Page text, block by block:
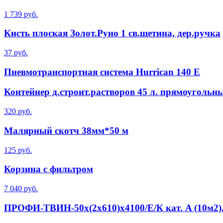
1 739 руб.
Кисть плоская Золот.Руно 1 св.щетина, дер.ручка
37 руб.
Пневмотранспортная система Hurrican 140 E
Контейнер д.строит.растворов 45 л.
320 руб.
Малярный скотч 38мм*50 м
125 руб.
Корзина с фильтром
7 040 руб.
ПРОФИ-ТВИН-50х(2х610)х4100/Е/К кат. A